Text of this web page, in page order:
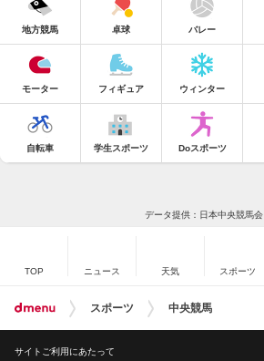
地方競馬 卓球 バレー
モーター フィギュア ウィンター
自転車 学生スポーツ Doスポーツ
データ提供：日本中央競馬会
TOP ニュース 天気 スポーツ
スポーツ 中央競馬
サイトご利用にあたって